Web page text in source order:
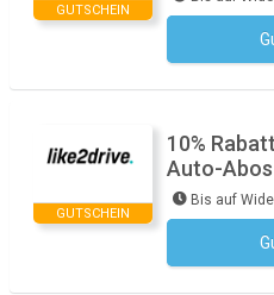
GUTSCHEIN
GUTSCHEIN
10%
Auto-
Bis auf